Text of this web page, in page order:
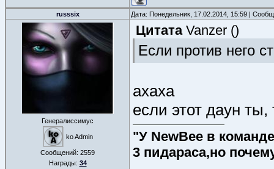
russsix Дата: Понедельник, 17.02.2014, 15:59 |
Генералиссимус
ko Admin
Сообщений: 2559
Награды: 34
Цитата Vanzer ()
Если против него
ахаха
если этот даун ты,
"У NewBee в
3 пидараса,но